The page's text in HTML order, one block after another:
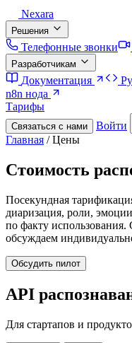
Nexara
Решения
Телефонные звонки
Разработчикам
Документация
n8n нода
Тарифы
Связаться с нами
Войти
Главная / Цены
Стоимость
Посекундная
диаризация, роли,
по факту
обсуждаем
Обсудить пилот
API
Для стартапов и